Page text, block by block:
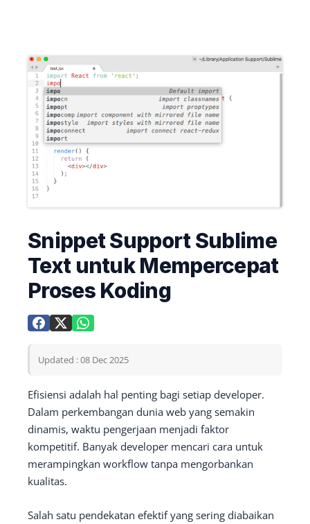
Snippet Support Sublime
Text untuk Mempercepat
Proses Koding
Updated : 08 Dec 2025
Efisiensi adalah hal penting bagi setiap developer.
Dalam perkembangan dunia web yang semakin
dinamis, waktu pengerjaan menjadi faktor
kompetitif. Banyak developer mencari cara untuk
merampingkan workflow tanpa mengorbankan
kualitas.
Salah satu pendekatan efektif yang sering diabaikan